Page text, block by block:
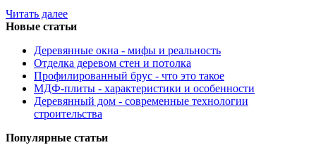
Читать далее
Новые статьи
Деревянные окна - мифы и реальность
Отделка деревом стен и потолка
Профилированный брус - что это такое
МДФ-плиты - характеристики и особенности
Деревянный дом - современные технологии
строительства
Популярные статьи